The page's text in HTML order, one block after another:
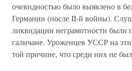
очевидностью было выявлено в
Германии (после II-й войны).
ликвидации неграмотности были
галичане. Уроженцев УССР на
той причине, что среди них не